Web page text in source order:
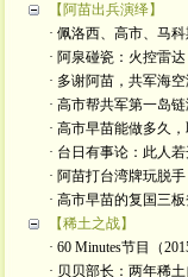
【阿苗出兵演绎】
· 佩洛西、高市、马
· 阿泉碰瓷：火控雷
· 多谢阿苗，共军海
· 高市帮共军第一岛
· 高市早苗能做多久
· 台日有事论：此人
· 阿苗打台湾牌玩脱
· 高市早苗的复国三
【稀土之战】
· 60 Minutes节目（
· 贝贝部长：两年稀